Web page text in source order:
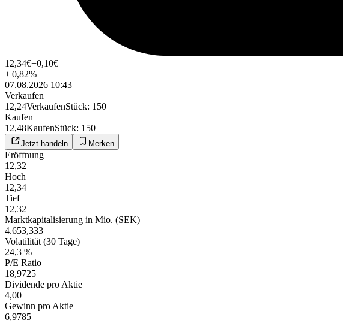
12,34€+0,10€
+0,82%
07.08.2026 10:43
Verkaufen
12,24VerkaufenStück: 150
Kaufen
12,48KaufenStück: 150
Jetzt handeln Merken
Eröffnung
12,32
Hoch
12,34
Tief
12,32
Marktkapitalisierung in Mio. (SEK)
4.653,333
Volatilität (30 Tage)
24,3 %
P/E Ratio
18,9725
Dividende pro Aktie
4,00
Gewinn pro Aktie
6,9785